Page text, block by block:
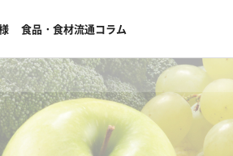
食品・食材流通コラム